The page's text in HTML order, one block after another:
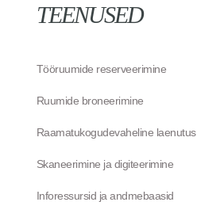
TEENUSED
Tööruumide reserveerimine
Ruumide broneerimine
Raamatukogudevaheline laenutus
Skaneerimine ja digiteerimine
Inforessursid ja andmebaasid